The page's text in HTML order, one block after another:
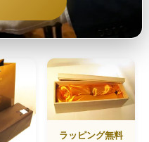
ラッピング無料